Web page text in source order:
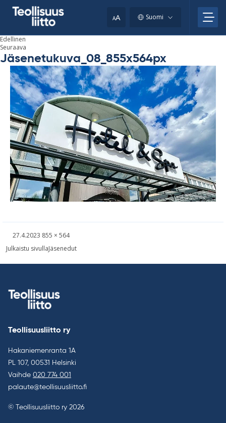
AA Suomi
Edellinen
Seuraava
Jäsenetukuva_08_855x564px
Kirjoitettu
27.4.2023 Täysikokoinen
855 × 564
Artikkelien
Julkaistu sivullaJäsenedut
clipboard.)
Teollisuusliitto ry
Hakaniemenranta 1A
PL 107, 00531 Helsinki
Vaihde 020 774 001
palaute@teollisuusliitto.fi
© Teollisuusliitto ry 2026